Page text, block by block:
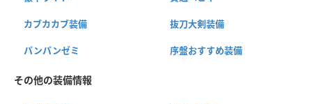
カブカカブ装備 抜刀大剣装備
パンパンゼミ 序盤おすすめ装備
その他の装備情報